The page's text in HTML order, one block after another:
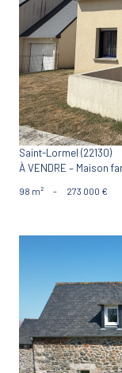
Saint-Lormel (22130)
À VENDRE – Maison
98 m² - 273 000 €